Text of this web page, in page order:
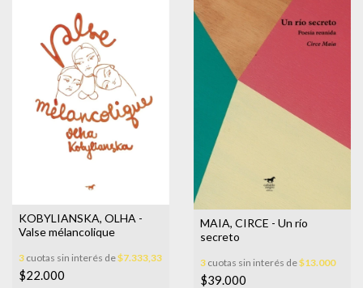
KOBYLIANSKA, OLHA -
Valse mélancolique
3 cuotas sin interés de$7.333,33
$22.000
MAIA, CIRCE - Un río
secreto
3 cuotas sin interés de$13.000
$39.000